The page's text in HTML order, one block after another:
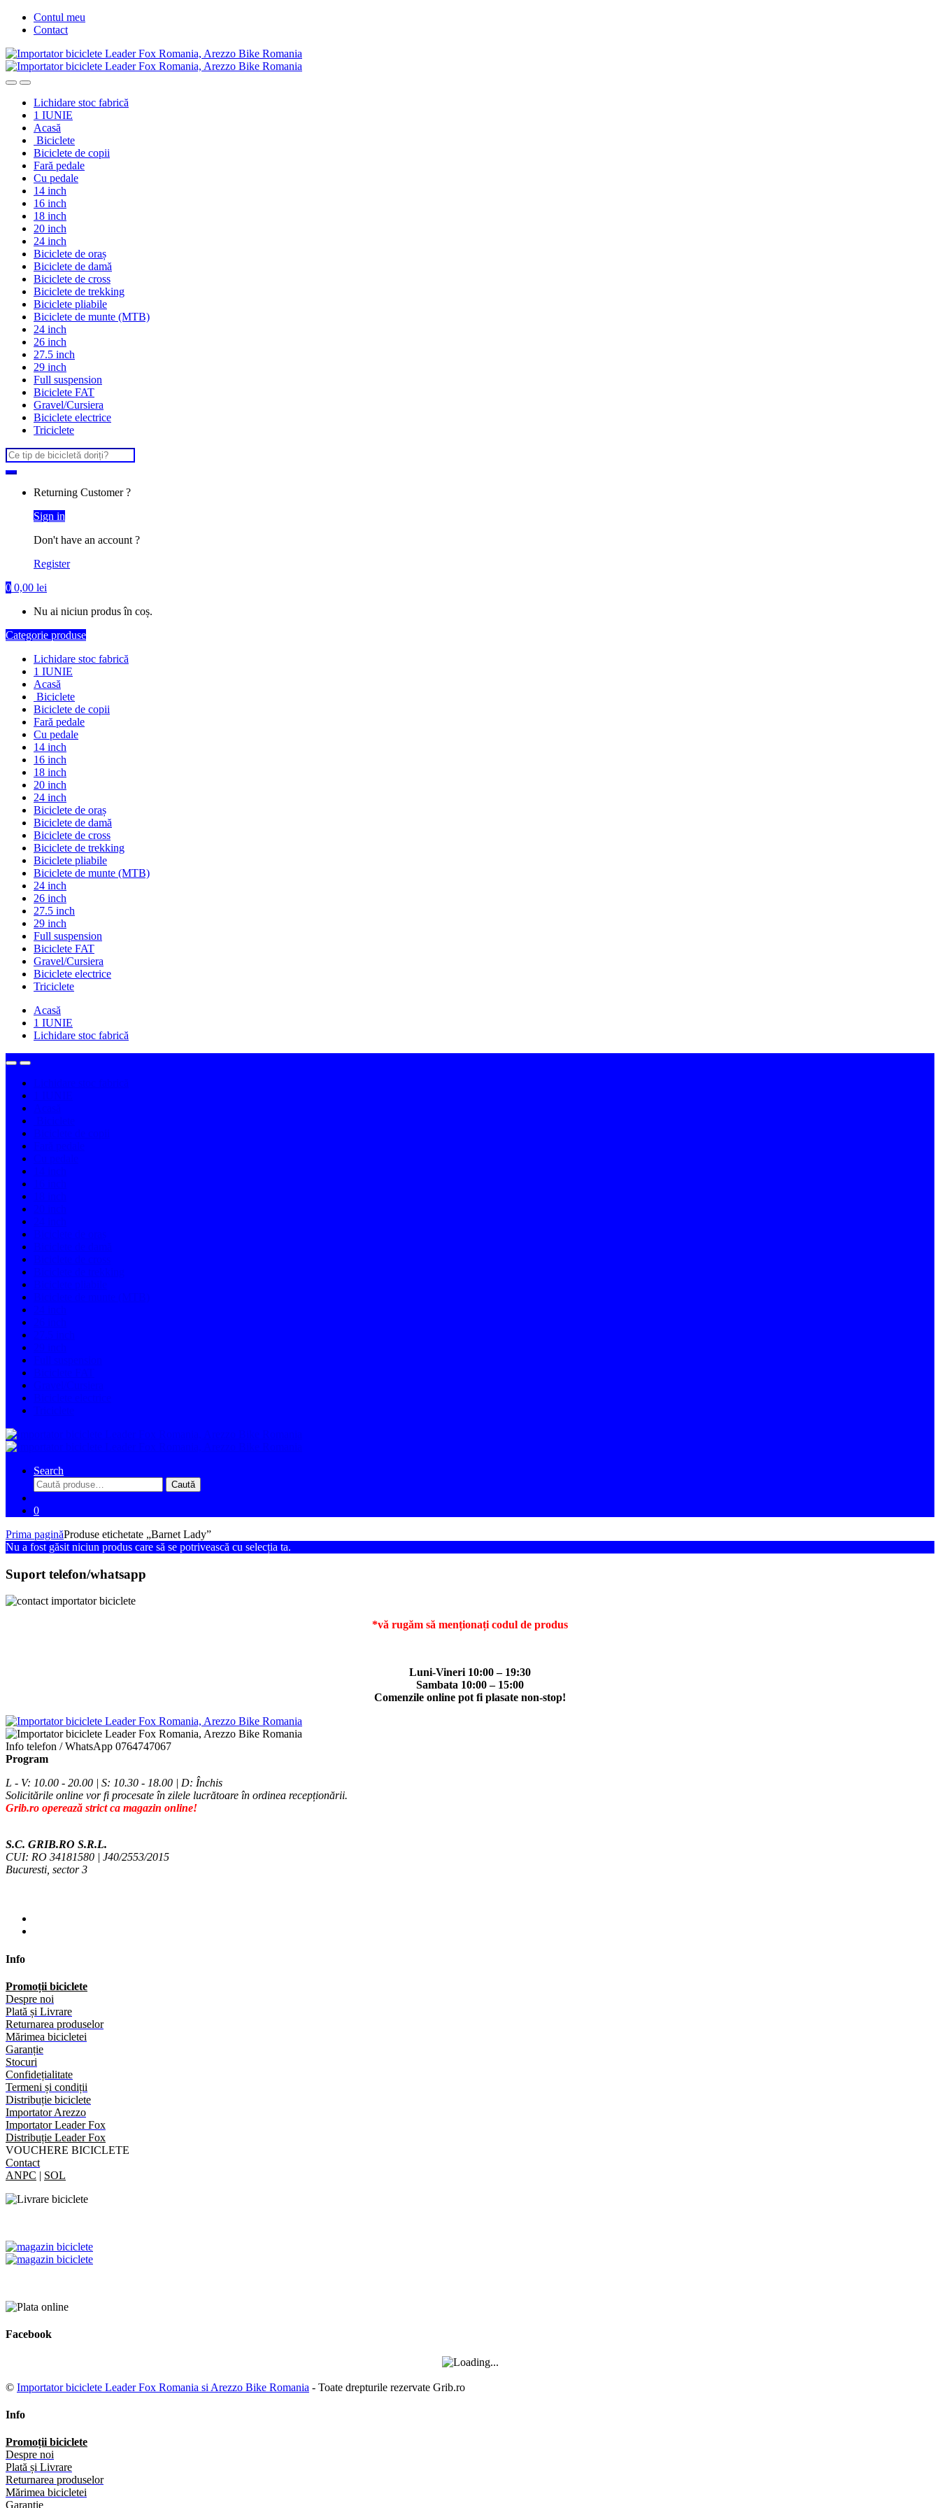
Skip
Skip
Contul meu
Contact
Lichidare stoc fabrică
1 IUNIE
Acasă
Biciclete
Biciclete de copii
Fară pedale
Cu pedale
14 inch
16 inch
18 inch
20 inch
24 inch
Biciclete de oraș
Biciclete de damă
Biciclete de cross
Biciclete de trekking
Biciclete pliabile
Biciclete de munte (MTB)
24 inch
26 inch
27.5 inch
29 inch
Full suspension
Biciclete FAT
Gravel/Cursiera
Biciclete electrice
Triciclete
Search
for:
Returning Customer ?
Sign in
Don't have an account ?
Register
0 0,00 lei
Nu ai niciun produs în coș.
Categorie produse
Lichidare stoc fabrică
1 IUNIE
Acasă
Biciclete
Biciclete de copii
Fară pedale
Cu pedale
14 inch
16 inch
18 inch
20 inch
24 inch
Biciclete de oraș
Biciclete de damă
Biciclete de cross
Biciclete de trekking
Biciclete pliabile
Biciclete de munte (MTB)
24 inch
26 inch
27.5 inch
29 inch
Full suspension
Biciclete FAT
Gravel/Cursiera
Biciclete electrice
Triciclete
Acasă
1 IUNIE
Lichidare stoc fabrică
Search
Caută
după:
Caută
0
Prima paginăProduse etichetate „Barnet Lady”
Nu a fost găsit niciun produs care să se potrivească cu selecția ta.
Suport telefon/whatsapp
*vă rugăm să menționați codul de produs
Luni-Vineri 10:00 – 19:30
Sambata 10:00 – 15:00
Comenzile online pot fi plasate non-stop!
Info telefon / WhatsApp 0764747067
Program
L - V: 10.00 - 20.00 | S: 10.30 - 18.00 | D: Închis
Solicitările online vor fi procesate în zilele lucrătoare în ordinea recepționării.
Grib.ro operează strict ca magazin online!
S.C. GRIB.RO S.R.L.
CUI: RO 34181580 | J40/2553/2015
Bucuresti, sector 3
Info
Promoții biciclete
Despre noi
Plată și Livrare
Returnarea produselor
Mărimea bicicletei
Garanție
Stocuri
Confidețialitate
Termeni și condiții
Distribuție biciclete
Importator Arezzo
Importator Leader Fox
Distribuție Leader Fox
VOUCHERE BICICLETE
Contact
ANPC | SOL
Facebook
© Importator biciclete Leader Fox Romania si Arezzo Bike Romania - Toate drepturile rezervate Grib.ro
Info
Promoții biciclete
Despre noi
Plată și Livrare
Returnarea produselor
Mărimea bicicletei
Garanție